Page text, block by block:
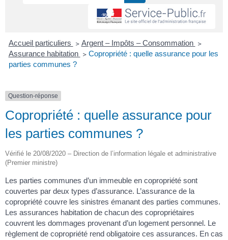
Accueil particuliers > Argent – Impôts – Consommation >
Assurance habitation > Copropriété : quelle assurance pour les
parties communes ?
Question-réponse
Copropriété : quelle assurance pour
les parties communes ?
Vérifié le 20/08/2020 – Direction de l’information légale et administrative
(Premier ministre)
Les parties communes d’un immeuble en copropriété sont
couvertes par deux types d’assurance. L’assurance de la
copropriété couvre les sinistres émanant des parties communes.
Les assurances habitation de chacun des copropriétaires
couvrent les dommages provenant d’un logement personnel. Le
règlement de copropriété rend obligatoire ces assurances. En cas